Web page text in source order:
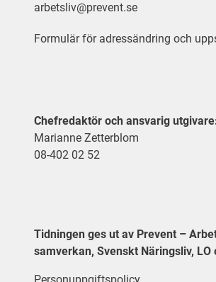
arbetsliv@prevent.se
Formulär för adressändring och
Chefredaktör och ansvarig
Marianne Zetterblom
08-402 02 52
Tidningen ges ut av Prevent –
samverkan, Svenskt Näringsliv, LO